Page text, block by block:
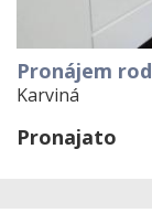
Pronájem
Karviná
Pronajato